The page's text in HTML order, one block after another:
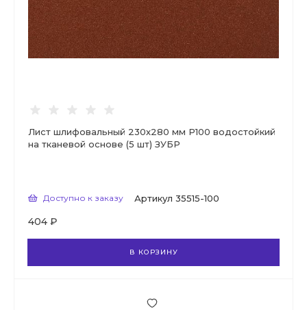
Лист шлифовальный 230х280 мм Р100 водостойкий
на тканевой основе (5 шт) ЗУБР
Доступно к заказу Артикул 35515-100
404 ₽
В КОРЗИНУ